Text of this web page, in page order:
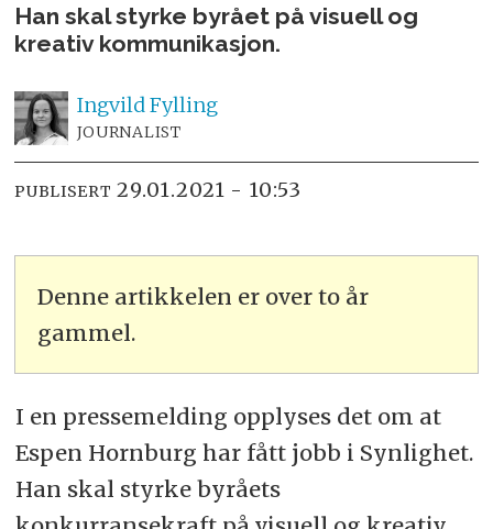
Han skal styrke byrået på visuell og
kreativ kommunikasjon.
IngvildFylling
JOURNALIST
PUBLISERT 29.01.2021 - 10:53
Denne artikkelen er over to år
gammel.
I en pressemelding opplyses det om at
Espen Hornburg har fått jobb i Synlighet.
Han skal styrke byråets